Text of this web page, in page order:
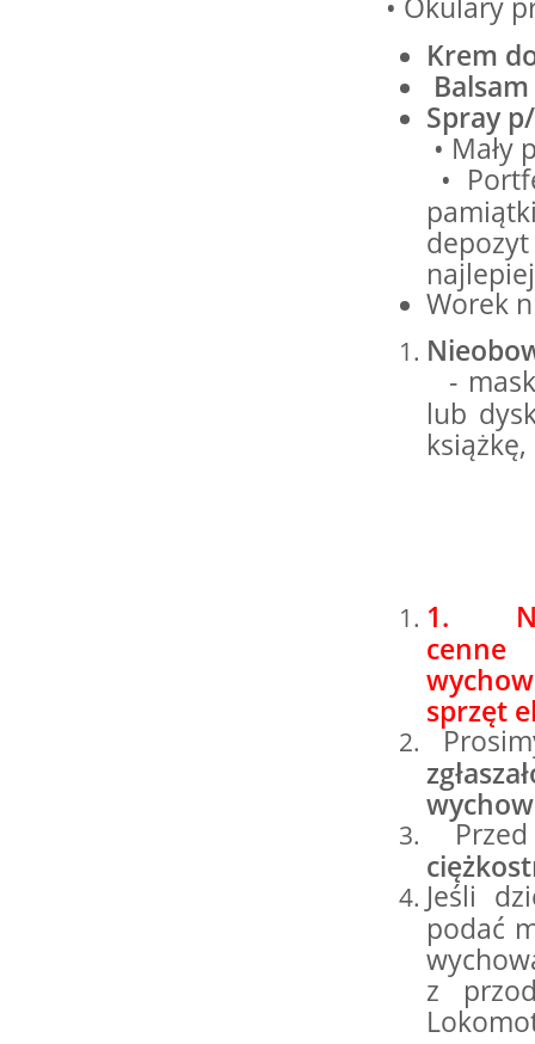
• Okulary
Krem
Spray
•
•
Worek
-
lub
1.
sprzęt
Jeśli
podać
z